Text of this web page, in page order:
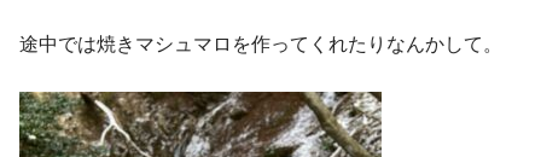
途中では焼きマシュマロを作ってくれたりなんかして。